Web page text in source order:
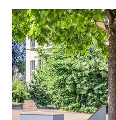
und Pflanzentrog,
werden können.